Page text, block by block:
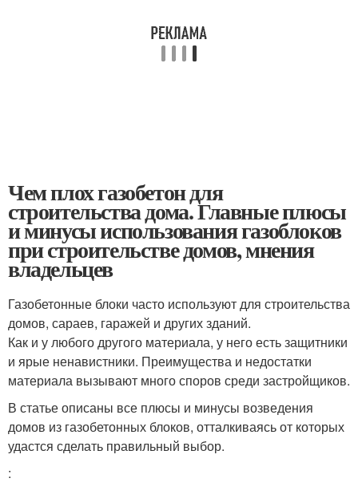
Чем плох газобетон для
строительства дома. Главные плюсы
и минусы использования газоблоков
при строительстве домов, мнения
владельцев
Газобетонные блоки часто используют для строительства
домов, сараев, гаражей и других зданий.
Как и у любого другого материала, у него есть защитники
и ярые ненавистники. Преимущества и недостатки
материала вызывают много споров среди застройщиков.
В статье описаны все плюсы и минусы возведения
домов из газобетонных блоков, отталкиваясь от которых
удастся сделать правильный выбор.
: